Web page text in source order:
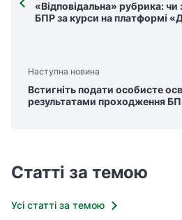
«Відповідальна» рубрика:
БПР за курси на платформі
Наступна новина
Встигніть подати особисте
результатами проходження
Статті за темою
Усі статті за темою